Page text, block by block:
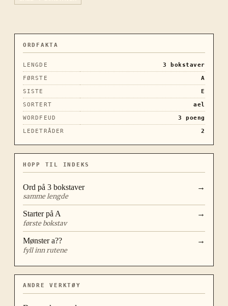
ORDFAKTA
LENGDE 3
bokstaver
FØRSTE
A
SISTE
E
SORTERT
ael
WORDFEUD
3
poeng
LEDETRÅDER
2
HOPP TIL INDEKS
Ord på 3 bokstaver
samme lengde
→
Starter påA
første bokstav
→
Mønstera??
fyll inn rutene
→
ANDRE VERKTØY